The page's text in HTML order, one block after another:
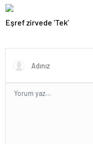
Eşref zirvede ‘Tek’